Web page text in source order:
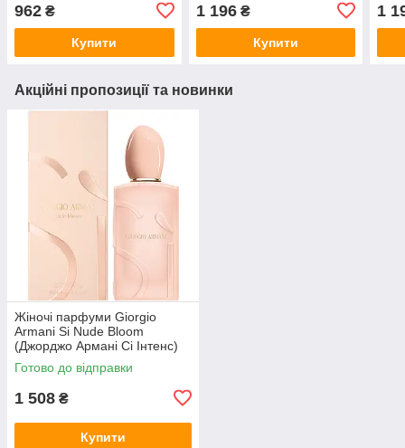
Парфумована олія 100 ml/
мл
962 ₴
Купити
вода 100 ml/мл Тестер
1 196₴
Купити
1
Акційні пропозиції та новинки
Жіночі парфуми Giorgio
Armani Si Nude Bloom
(Джорджо Армані Сі Інтенс)
Парфумована вода 100 ml/
мл
Готово до відправки
1 508 ₴
Купити